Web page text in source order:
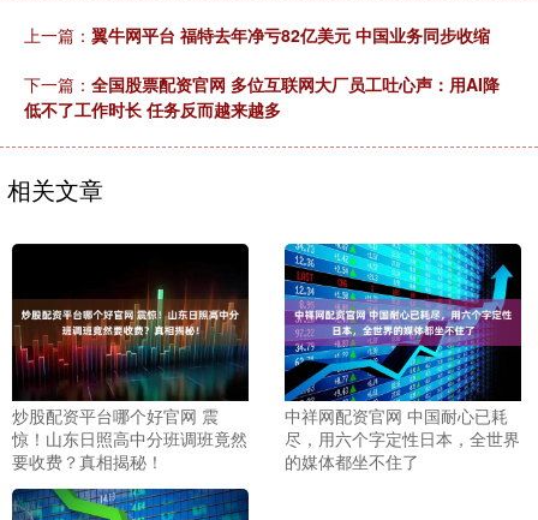
上一篇： 翼牛网平台 福特去年净亏82亿美元 中国业务同步收缩
下一篇： 全国股票配资官网 多位互联网大厂员工吐心声：用AI降
低不了工作时长 任务反而越来越多
相关文章
炒股配资平台哪个好官网 震
惊！山东日照高中分班调班竟然
要收费？真相揭秘！
中祥网配资官网 中国耐心已耗
尽，用六个字定性日本，全世界
的媒体都坐不住了